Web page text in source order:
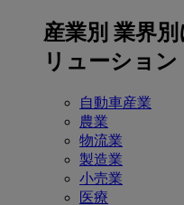
産業別 業界
リューション
自動車産業
農業
物流業
製造業
小売業
医療